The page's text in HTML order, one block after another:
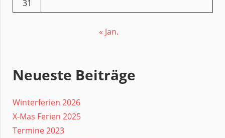
31
« Jan.
Neueste Beiträge
Winterferien 2026
X-Mas Ferien 2025
Termine 2023